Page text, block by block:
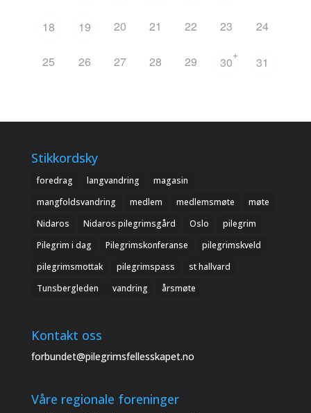
18 19 20 21 22 23 24
25 26 27 28 29 30+ 31
Stikkordsky
foredrag langvandring
magasin
mangfoldsvandring
medlem medlemsmøte
møte
Nidaros
Nidaros pilegrimsgård Oslo
pilegrim
Pilegrim i dag
Pilegrimskonferanse
pilegrimskveld
pilegrimsmottak
pilegrimspass
st hallvard
Tunsbergleden
vandring årsmøte
Kontakt oss
forbundet@pilegrimsfellesskapet.no
Våre regionale foreninger